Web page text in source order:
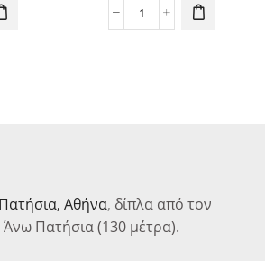
Marshmallow
Αθήνα, δίπλα από τον
Πατήσια (130 μέτρα).